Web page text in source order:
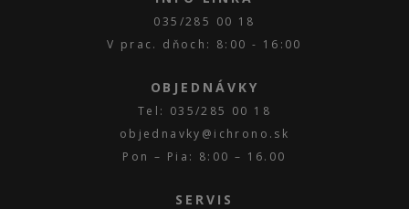
035/285 00 18
V prac. dňoch: 8:00 - 16:00
OBJEDNÁVKY
Tel: 035/285 00 18
objednavky@ichrono.sk
Pon – Pia: 8:00 – 16.00
SERVIS